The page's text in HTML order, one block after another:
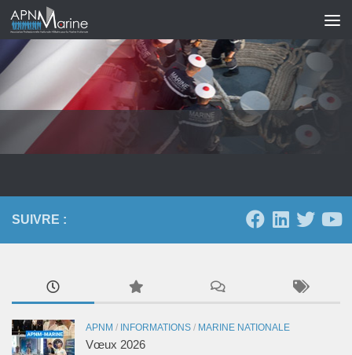
Skip to content
SUIVRE :
APNM / INFORMATIONS / MARINE NATIONALE
Vœux 2026